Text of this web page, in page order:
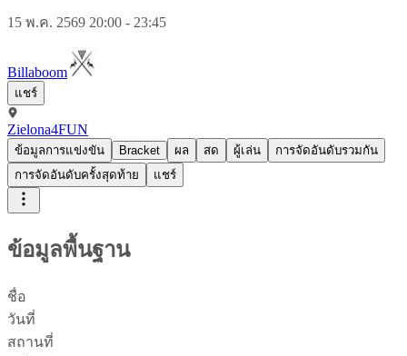
15 พ.ค. 2569 20:00 - 23:45
Billaboom
แชร์
Zielona4FUN
ข้อมูลการแข่งขัน Bracket ผล สด ผู้เล่น
การจัดอันดับรวมกัน
การจัดอันดับครั้งสุดท้าย
แชร์
ข้อมูลพื้นฐาน
ชื่อ
วันที่
สถานที่